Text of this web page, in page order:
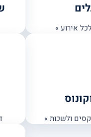
אירוע »
ולשכות »